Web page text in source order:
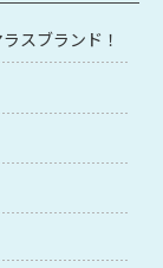
スブランド！